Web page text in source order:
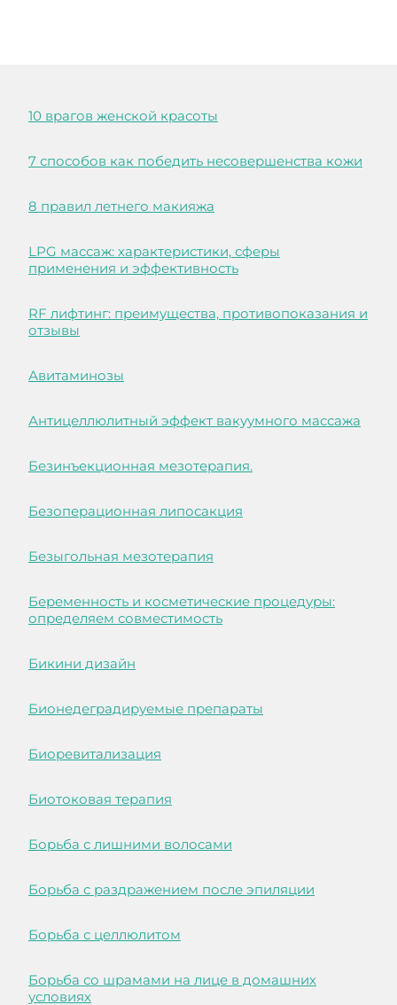
10 врагов женской красоты
7 способов как победить несовершенства кожи
8 правил летнего макияжа
LPG массаж: характеристики, сферы
применения и эффективность
RF лифтинг: преимущества, противопоказания и
отзывы
Авитаминозы
Антицеллюлитный эффект вакуумного массажа
Безинъекционная мезотерапия.
Безоперационная липосакция
Безыгольная мезотерапия
Беременность и косметические процедуры:
определяем совместимость
Бикини дизайн
Бионедеградируемые препараты
Биоревитализация
Биотоковая терапия
Борьба с лишними волосами
Борьба с раздражением после эпиляции
Борьба с целлюлитом
Борьба со шрамами на лице в домашних
условиях